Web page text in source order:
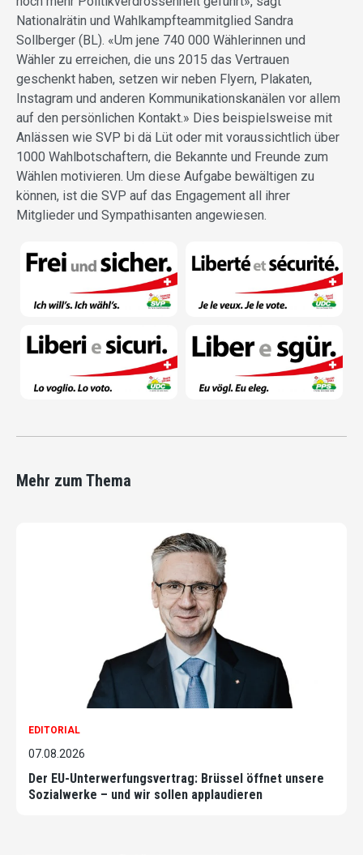
Nationalrätin und Wahlkampfteammitglied Sandra
Sollberger (BL). «Um jene 740 000 Wählerinnen und
Wähler zu erreichen, die uns 2015 das Vertrauen
geschenkt haben, setzen wir neben Flyern, Plakaten,
Instagram und anderen Kommunikationskanälen vor allem
auf den persönlichen Kontakt.» Dies beispielsweise mit
Anlässen wie SVP bi dä Lüt oder mit voraussichtlich über
1000 Wahlbotschaftern, die Bekannte und Freunde zum
Wählen motivieren. Um diese Aufgabe bewältigen zu
können, ist die SVP auf das Engagement all ihrer
Mitglieder und Sympathisanten angewiesen.
Mehr zum Thema
EDITORIAL
07.08.2026
Der EU-Unterwerfungsvertrag: Brüssel öffnet unsere
Sozialwerke – und wir sollen applaudieren